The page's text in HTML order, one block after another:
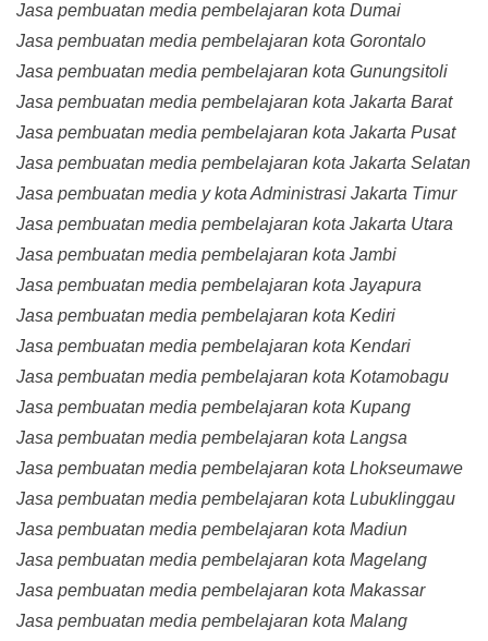
Jasa pembuatan media pembelajaran kota Dumai
Jasa pembuatan media pembelajaran kota Gorontalo
Jasa pembuatan media pembelajaran kota Gunungsitoli
Jasa pembuatan media pembelajaran kota Jakarta Barat
Jasa pembuatan media pembelajaran kota Jakarta Pusat
Jasa pembuatan media pembelajaran kota Jakarta Selatan
Jasa pembuatan media y kota Administrasi Jakarta Timur
Jasa pembuatan media pembelajaran kota Jakarta Utara
Jasa pembuatan media pembelajaran kota Jambi
Jasa pembuatan media pembelajaran kota Jayapura
Jasa pembuatan media pembelajaran kota Kediri
Jasa pembuatan media pembelajaran kota Kendari
Jasa pembuatan media pembelajaran kota Kotamobagu
Jasa pembuatan media pembelajaran kota Kupang
Jasa pembuatan media pembelajaran kota Langsa
Jasa pembuatan media pembelajaran kota Lhokseumawe
Jasa pembuatan media pembelajaran kota Lubuklinggau
Jasa pembuatan media pembelajaran kota Madiun
Jasa pembuatan media pembelajaran kota Magelang
Jasa pembuatan media pembelajaran kota Makassar
Jasa pembuatan media pembelajaran kota Malang